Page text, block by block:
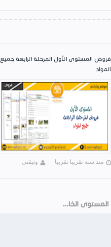
فروض المستوى الأول المرحلة الرابعة جميع
المواد
منذ سنة تقريبا تقريبا وثيقتي
دليل الأستاذ الجديد في التربية الفنية المستوى الخامس